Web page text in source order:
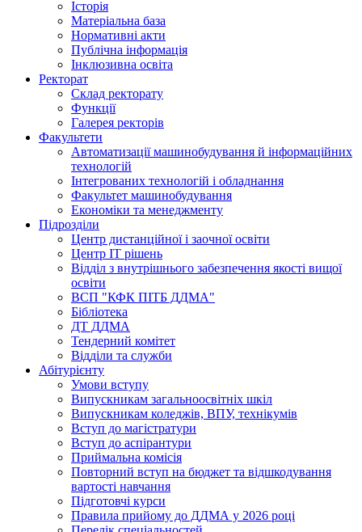
Історія
Матеріальна база
Нормативні акти
Публічна інформація
Інклюзивна освіта
Ректорат
Склад ректорату
Функції
Галерея ректорів
Факультети
Автоматизації машинобудування й інформаційних
технологій
Інтегрованих технологій і обладнання
Факультет машинобудування
Економіки та менеджменту
Підрозділи
Центр дистанційної і заочної освіти
Центр ІТ рішень
Відділ з внутрішнього забезпечення якості вищої
освіти
ВСП "КФК ПІТБ ДДМА"
Бібліотека
ДТ ДДМА
Тендерний комітет
Відділи та служби
Абітурієнту
Умови вступу
Випускникам загальноосвітніх шкіл
Випускникам коледжів, ВПУ, технікумів
Вступ до магістратури
Вступ до аспірантури
Приймальна комісія
Повторний вступ на бюджет та відшкодування
вартості навчання
Підготовчі курси
Правила прийому до ДДМА у 2026 році